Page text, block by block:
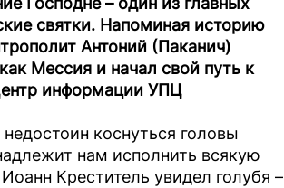
святки. Напоминая историю
Антоний (Паканич)
Мессия и начал свой путь к
информации УПЦ
коснуться головы
нам исполнить всякую
Креститель увидел голубя –